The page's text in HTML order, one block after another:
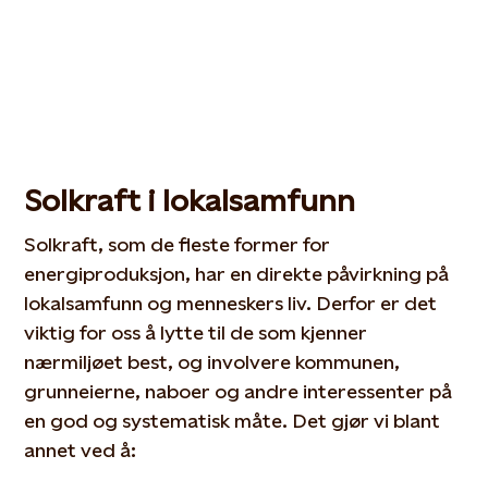
Solkraft i lokalsamfunn
Solkraft, som de fleste former for
energiproduksjon, har en direkte påvirkning på
lokalsamfunn og menneskers liv. Derfor er det
viktig for oss å lytte til de som kjenner
nærmiljøet best, og involvere kommunen,
grunneierne, naboer og andre interessenter på
en god og systematisk måte. Det gjør vi blant
annet ved å: